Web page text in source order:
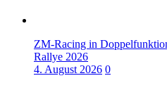
ZM-Racing in
Rallye 2026
4. August 2026 0